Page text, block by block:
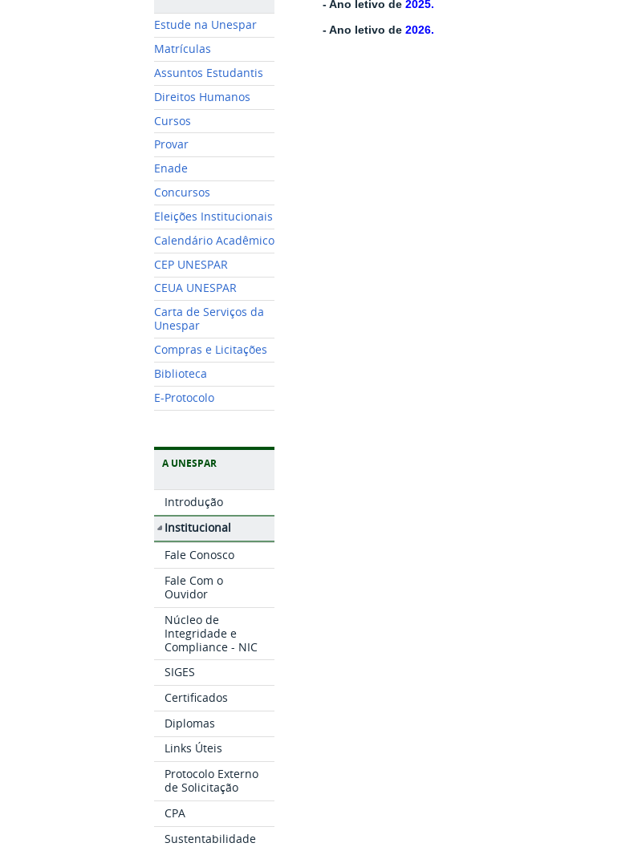
Estude na Unespar
Matrículas
Assuntos Estudantis
Direitos Humanos
Cursos
Provar
Enade
Concursos
Eleições Institucionais
Calendário Acadêmico
CEP UNESPAR
CEUA UNESPAR
Carta de Serviços da
Unespar
Compras e Licitações
Biblioteca
E-Protocolo
A UNESPAR
Introdução
Institucional
Fale Conosco
Fale Com o
Ouvidor
Núcleo de
Integridade e
Compliance - NIC
SIGES
Certificados
Diplomas
Links Úteis
Protocolo Externo
de Solicitação
CPA
Sustentabilidade
- Ano letivo de 2025.
-Ano letivo de 2026.